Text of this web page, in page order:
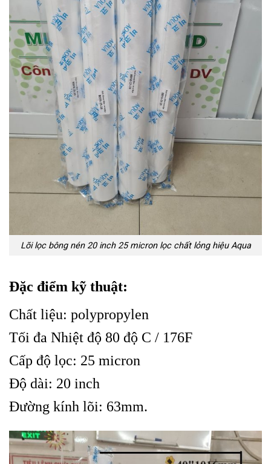
Lõi lọc bông nén 20 inch 25 micron lọc chất lỏng hiệu Aqua
Đặc điểm kỹ thuật:
Chất liệu: polypropylen
Tối đa Nhiệt độ 80 độ C / 176F
Cấp độ lọc: 25 micron
Độ dài: 20 inch
Đường kính lõi: 63mm.